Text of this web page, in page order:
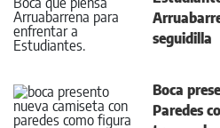
seguidilla
Boca
Paredes